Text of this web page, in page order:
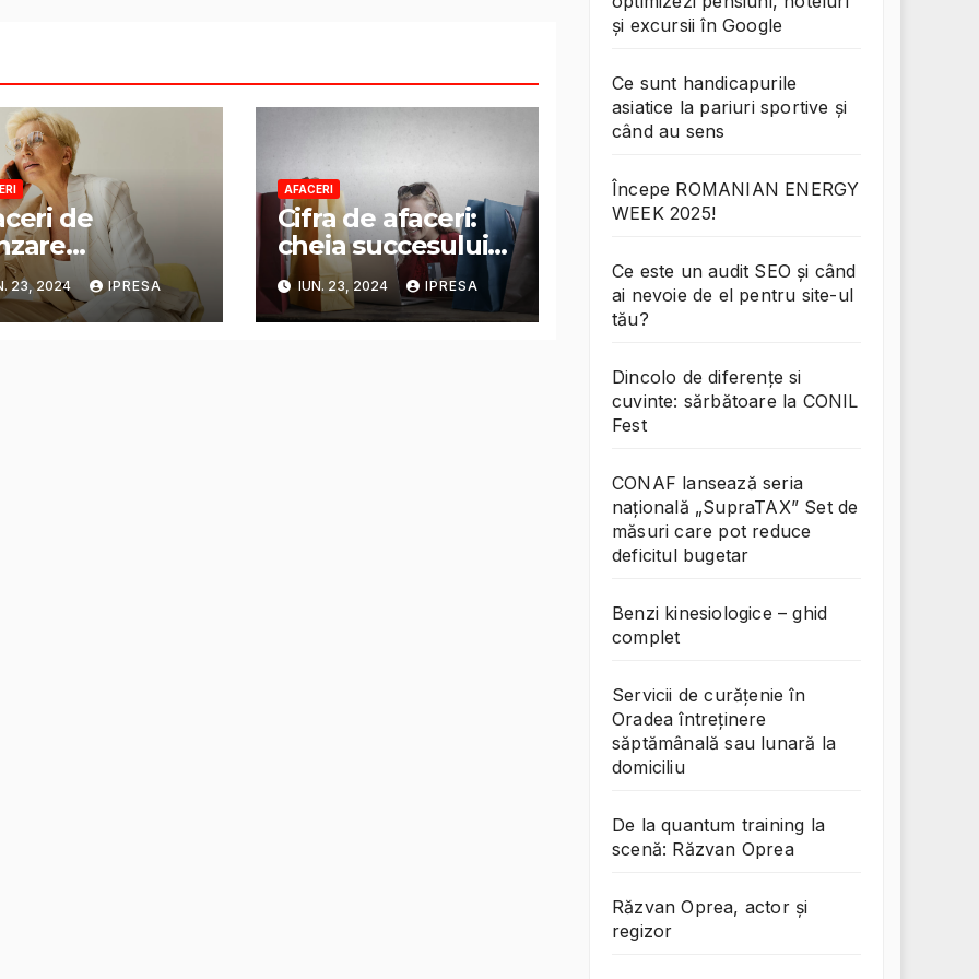
de
și
23, 2024 IPRESA
AFACERI
Cifra de afaceri:
cheia succesului
în lumea
afacerilor
IUN. 23, 2024 IPRESA
și excursii în Google
Ce sunt handicapurile
asiatice la pariuri sportive și
când au sens
Începe ROMANIAN ENERGY
WEEK 2025!
Ce este un audit SEO și când
ai nevoie de el pentru site-ul
tău?
Dincolo de diferențe si
cuvinte: sărbătoare la CONIL
Fest
CONAF lansează seria
națională „SupraTAX” Set de
măsuri care pot reduce
deficitul bugetar
Benzi kinesiologice – ghid
complet
Servicii de curățenie în
Oradea întreținere
săptămânală sau lunară la
domiciliu
De la quantum training la
scenă: Răzvan Oprea
Răzvan Oprea, actor și
regizor